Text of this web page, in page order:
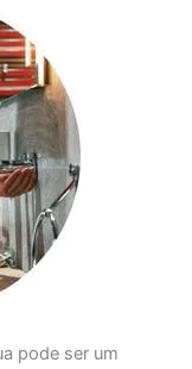
pode ser um